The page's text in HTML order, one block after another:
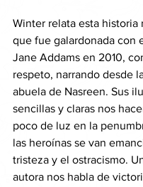
Winter relata esta historia
que fue galardonada con
Jane Addams en 2010,
respeto, narrando desde
abuela de Nasreen. Sus
sencillas y claras nos
poco de luz en la
las heroínas se van
tristeza y el ostracismo.
autora nos habla de